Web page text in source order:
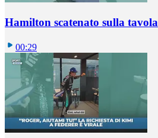
Hamilton scatenato sulla tavola
00:29